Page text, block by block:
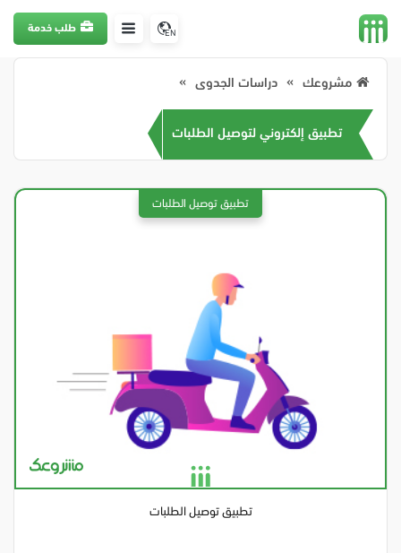
EN طلب خدمة
مشروعك دراسات الجدوى
تطبيق إلكتروني لتوصيل الطلبات
تطبيق توصيل الطلبات